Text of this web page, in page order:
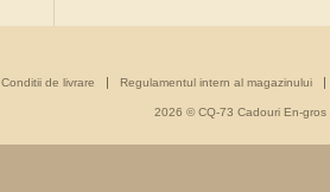
Conditii de livrare Regulamentul intern al magazinului
2026 © CQ-73 Cadouri En-